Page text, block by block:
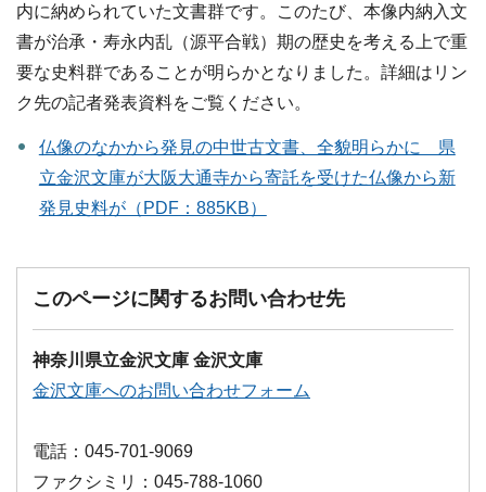
内に納められていた文書群です。このたび、本像内納入文
書が治承・寿永内乱（源平合戦）期の歴史を考える上で重
要な史料群であることが明らかとなりました。詳細はリン
ク先の記者発表資料をご覧ください。
仏像のなかから発見の中世古文書、全貌明らかに 県
立金沢文庫が大阪大通寺から寄託を受けた仏像から新
発見史料が（PDF：885KB）
このページに関するお問い合わせ先
神奈川県立金沢文庫 金沢文庫
金沢文庫へのお問い合わせフォーム
電話：045-701-9069
ファクシミリ：045-788-1060